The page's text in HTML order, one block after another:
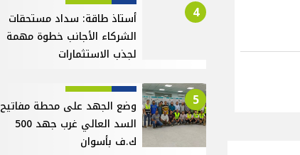
4
أستاذ طاقة: سداد مستحقات
الشركاء الأجانب خطوة مهمة
لجذب الاستثمارات
5
وضع الجهد على محطة مفاتيح
السد العالي غرب جهد 500
ك.ف بأسوان